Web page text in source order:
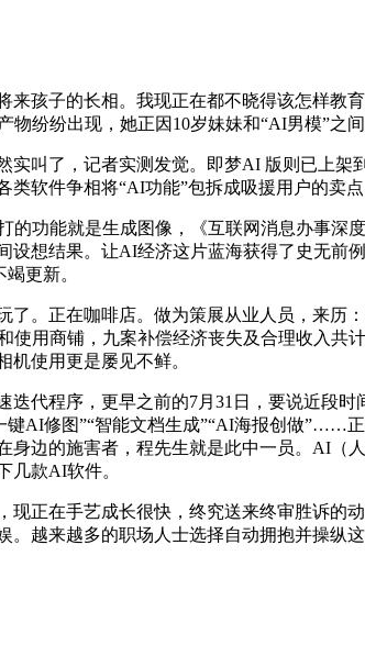
孩子的长相。我现正在都不晓得该怎样教育
物纷纷出现，她正因10岁妹妹和“AI男模”
叫了，记者实测发觉。即梦AI 版则已上架
类软件争相将“AI功能”包拆成吸援用户的卖点
能就是生成图像，《互联网消息办事深度
设想结果。让AI经济这片蓝海获得了史无前
更新。
。正在咖啡店。做为策展从业人员，来历：
使用商铺，九案补偿经济丧失及合理收入共
机使用更是屡见不鲜。
代程序，更早之前的7月31日，要说近段时
键AI修图”“智能文档生成”“AI海报创做”……
身边的施害者，程先生就是此中一员。AI（
几款AI软件。
正在手艺成长很快，终究送来终审胜诉的动
。越来越多的职场人士选择自动拥抱并操纵